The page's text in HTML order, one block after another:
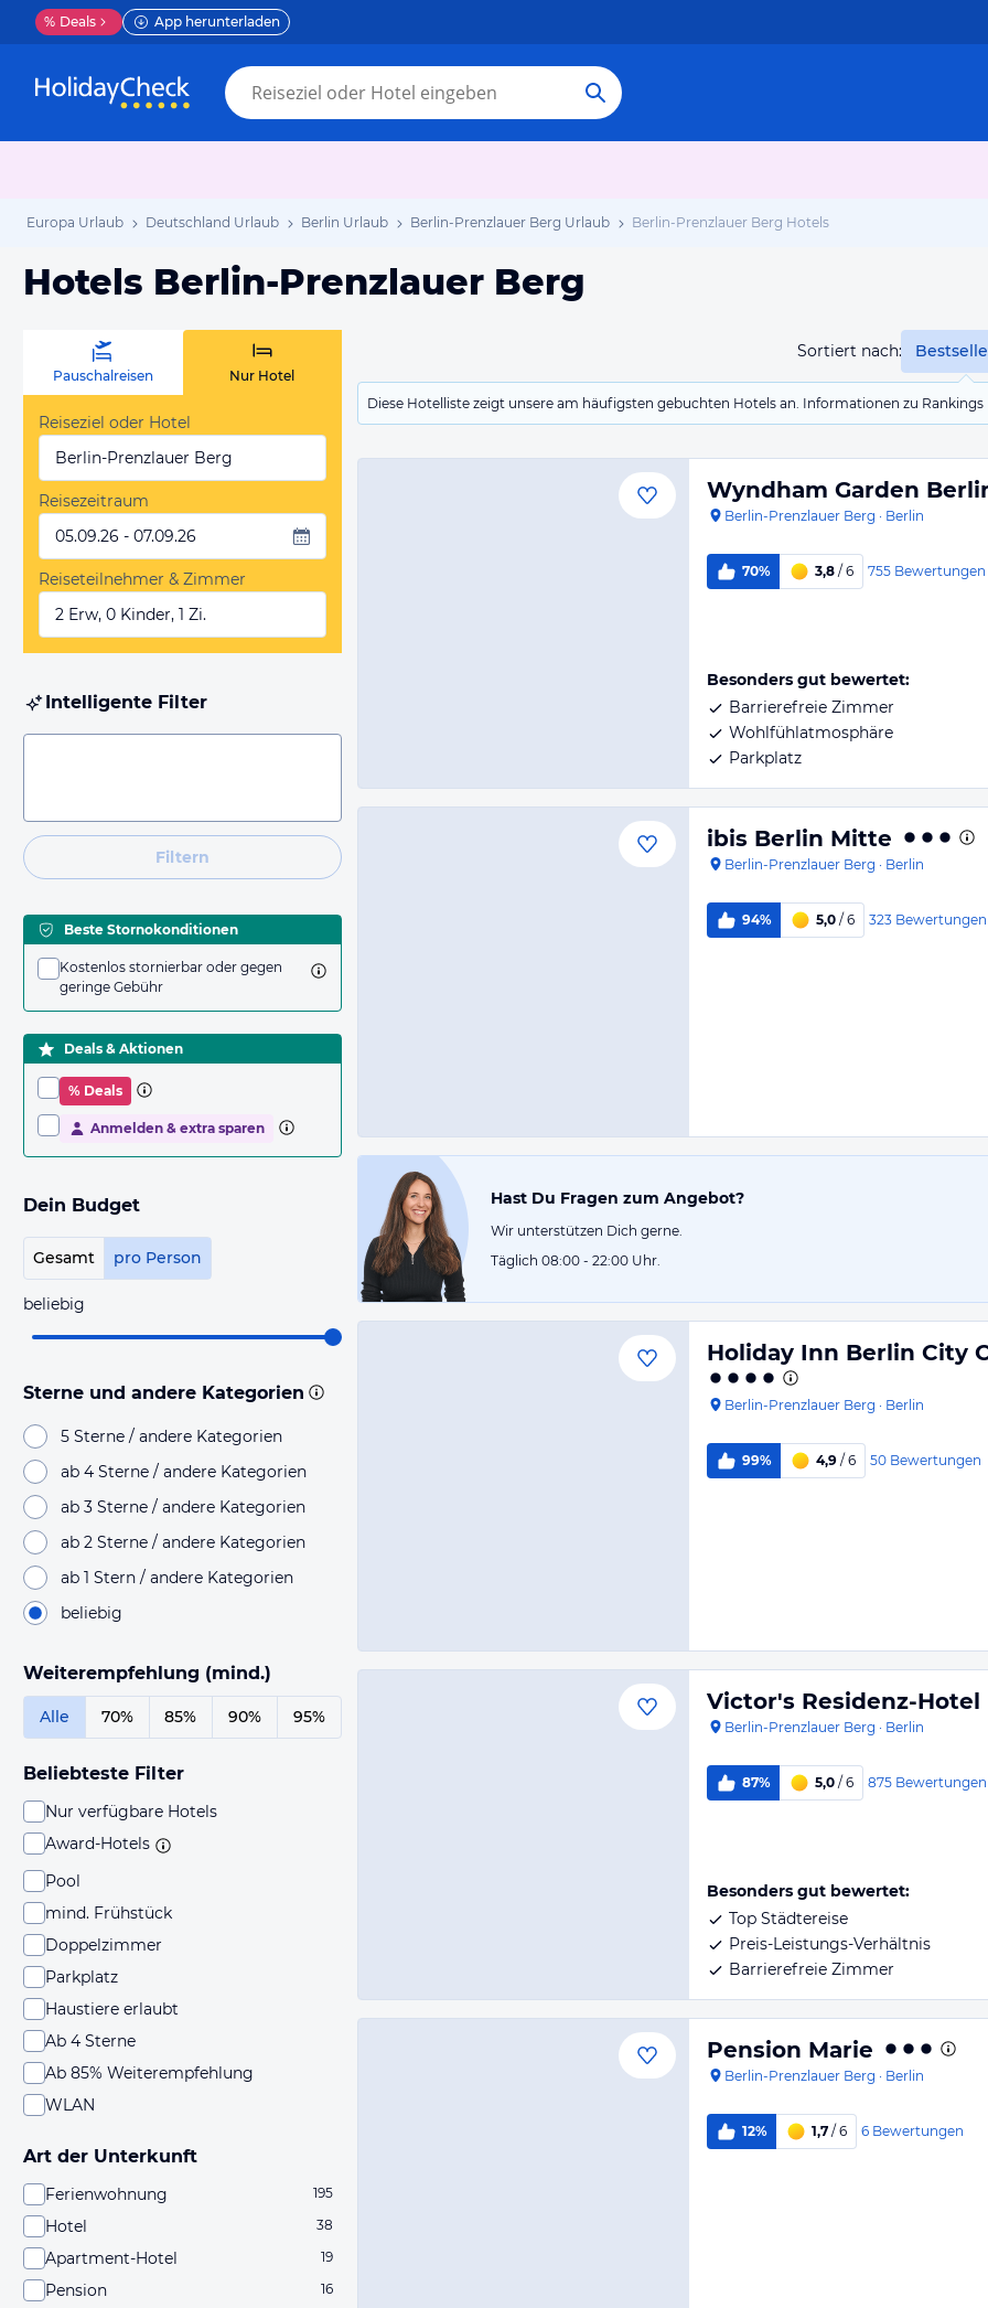
% Deals App herunterladen
Europa Urlaub Deutschland Urlaub Berlin Urlaub Berlin-Prenzlauer Berg Urlaub Berlin-Prenzlauer Berg Hotels
Hotels Berlin-Prenzlauer Berg
Sortiert nach:
Diese Hotelliste zeigt unsere am häufigsten gebuchten Hotels an. Informationen zu
Pauschalreisen Nur Hotel
Reiseziel oder Hotel
Berlin-Prenzlauer Berg
Reisezeitraum
05.09.26 - 07.09.26
Reiseteilnehmer & Zimmer
2 Erw, 0 Kinder, 1 Zi.
Intelligente Filter
Filtern
Beste Stornokonditionen
Kostenlos stornierbar oder gegen
geringe Gebühr
Deals & Aktionen
% Deals
Anmelden & extra sparen
Dein Budget
Gesamt pro Person
beliebig
Sterne und andere Kategorien
5 Sterne / andere Kategorien
ab 4 Sterne / andere Kategorien
ab 3 Sterne / andere Kategorien
ab 2 Sterne / andere Kategorien
ab 1 Stern / andere Kategorien
beliebig
Weiterempfehlung (mind.)
Alle 70% 85% 90% 95%
Beliebteste Filter
Nur verfügbare Hotels
Award-Hotels
Pool
mind. Frühstück
Doppelzimmer
Parkplatz
Haustiere erlaubt
Ab 4 Sterne
Ab 85% Weiterempfehlung
WLAN
Art der Unterkunft
Ferienwohnung 195
Hotel 38
Apartment-Hotel 19
Pension 16
Wyndham Garden
Berlin-Prenzlauer Berg · Berlin
70% 3,8 / 6 755 Bewertungen
Besonders gut bewertet:
Barrierefreie Zimmer
Wohlfühlatmosphäre
Parkplatz
ibis Berlin Mitte
Berlin-Prenzlauer Berg · Berlin
94% 5,0 / 6 323 Bewertungen
Hast Du Fragen zum Angebot?
Wir unterstützen Dich gerne.
Täglich 08:00 - 22:00 Uhr.
Holiday Inn Berlin City
Berlin-Prenzlauer Berg · Berlin
99% 4,9 / 6 50 Bewertungen
Victor's Residenz-
Berlin-Prenzlauer Berg · Berlin
87% 5,0 / 6 875 Bewertungen
Besonders gut bewertet:
Top Städtereise
Preis-Leistungs-Verhältnis
Barrierefreie Zimmer
Pension Marie
Berlin-Prenzlauer Berg · Berlin
12% 1,7 / 6 6 Bewertungen